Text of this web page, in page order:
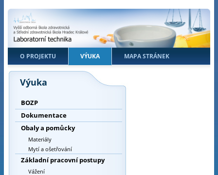
O PROJEKTU VÝUKA MAPA STRÁNEK
Výuka
BOZP
Dokumentace
Obaly a pomůcky
Materiály
Mytí a ošetřování
Základní pracovní postupy
Vážení